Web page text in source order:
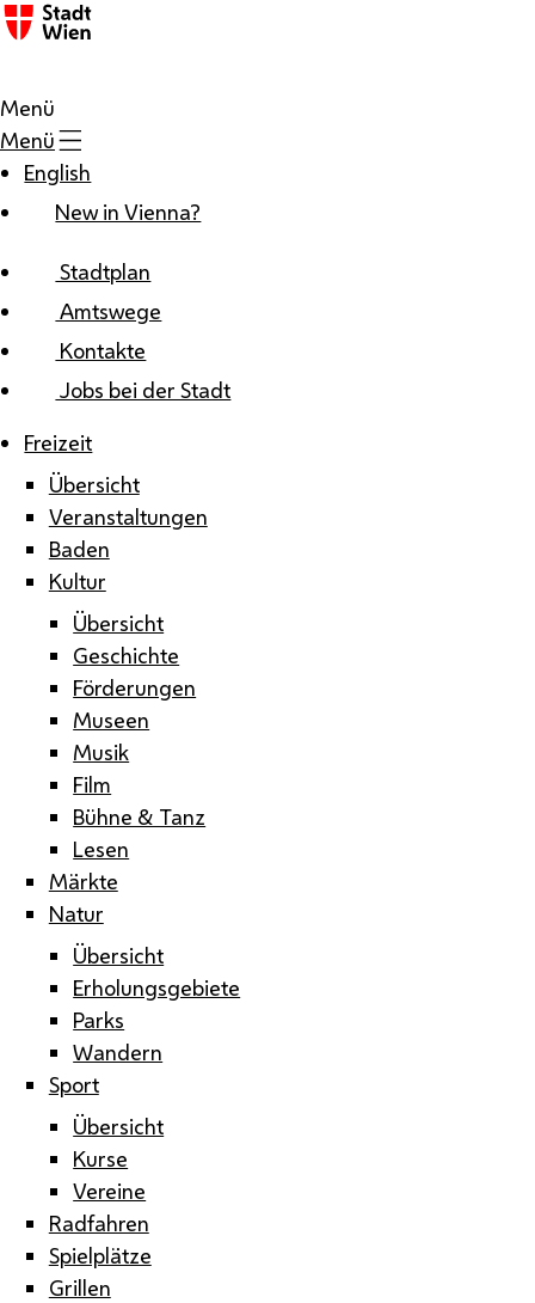
Zum Inhalt
Menü
Menü
English
New in Vienna?
Stadtplan
Amtswege
Kontakte
Jobs bei der Stadt
Freizeit
Übersicht
Veranstaltungen
Baden
Kultur
Übersicht
Geschichte
Förderungen
Museen
Musik
Film
Bühne & Tanz
Lesen
Märkte
Natur
Übersicht
Erholungsgebiete
Parks
Wandern
Sport
Übersicht
Kurse
Vereine
Radfahren
Spielplätze
Grillen